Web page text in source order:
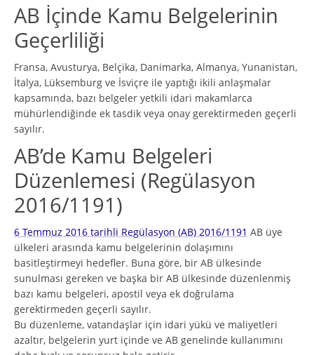
AB İçinde Kamu Belgelerinin
Geçerliliği
Fransa, Avusturya, Belçika, Danimarka, Almanya, Yunanistan,
İtalya, Lüksemburg ve İsviçre ile yaptığı ikili anlaşmalar
kapsamında, bazı belgeler yetkili idari makamlarca
mühürlendiğinde ek tasdik veya onay gerektirmeden geçerli
sayılır.
AB’de Kamu Belgeleri
Düzenlemesi (Regülasyon
2016/1191)
6 Temmuz 2016 tarihli Regülasyon (AB) 2016/1191 AB üye
ülkeleri arasında kamu belgelerinin dolaşımını
basitleştirmeyi hedefler. Buna göre, bir AB ülkesinde
sunulması gereken ve başka bir AB ülkesinde düzenlenmiş
bazı kamu belgeleri, apostil veya ek doğrulama
gerektirmeden geçerli sayılır.
Bu düzenleme, vatandaşlar için idari yükü ve maliyetleri
azaltır, belgelerin yurt içinde ve AB genelinde kullanımını